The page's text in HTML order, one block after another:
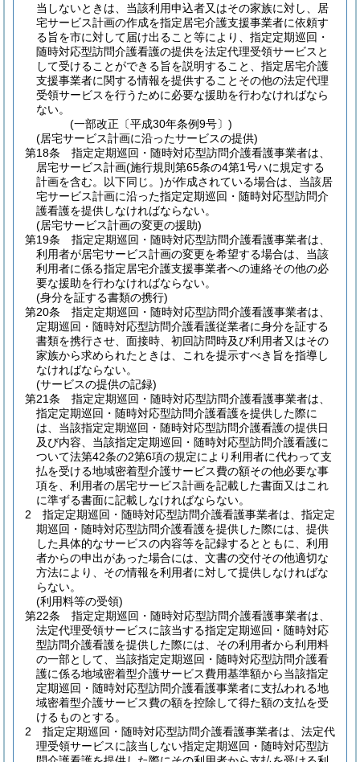
当しないときは、当該利用申込者又はその家族に対し、居
宅サービス計画の作成を指定居宅介護支援事業者に依頼す
る旨を市に対して届け出ること等により、指定定期巡回・
随時対応型訪問介護看護の提供を法定代理受領サービスと
して受けることができる旨を説明すること、指定居宅介護
支援事業者に関する情報を提供することその他の法定代理
受領サービスを行うために必要な援助を行わなければなら
ない。
(一部改正〔平成30年条例9号〕)
(居宅サービス計画に沿ったサービスの提供)
第18条
指定定期巡回・随時対応型訪問介護看護事業者は、
居宅サービス計画(施行規則第65条の4第1号ハに規定する
計画を含む。以下同じ。)が作成されている場合は、当該居
宅サービス計画に沿った指定定期巡回・随時対応型訪問介
護看護を提供しなければならない。
(居宅サービス計画の変更の援助)
第19条
指定定期巡回・随時対応型訪問介護看護事業者は、
利用者が居宅サービス計画の変更を希望する場合は、当該
利用者に係る指定居宅介護支援事業者への連絡その他の必
要な援助を行わなければならない。
(身分を証する書類の携行)
第20条
指定定期巡回・随時対応型訪問介護看護事業者は、
定期巡回・随時対応型訪問介護看護従業者に身分を証する
書類を携行させ、面接時、初回訪問時及び利用者又はその
家族から求められたときは、これを提示すべき旨を指導し
なければならない。
(サービスの提供の記録)
第21条
指定定期巡回・随時対応型訪問介護看護事業者は、
指定定期巡回・随時対応型訪問介護看護を提供した際に
は、当該指定定期巡回・随時対応型訪問介護看護の提供日
及び内容、当該指定定期巡回・随時対応型訪問介護看護に
ついて法第42条の2第6項の規定により利用者に代わって支
払を受ける地域密着型介護サービス費の額その他必要な事
項を、利用者の居宅サービス計画を記載した書面又はこれ
に準ずる書面に記載しなければならない。
2
指定定期巡回・随時対応型訪問介護看護事業者は、指定定
期巡回・随時対応型訪問介護看護を提供した際には、提供
した具体的なサービスの内容等を記録するとともに、利用
者からの申出があった場合には、文書の交付その他適切な
方法により、その情報を利用者に対して提供しなければな
らない。
(利用料等の受領)
第22条
指定定期巡回・随時対応型訪問介護看護事業者は、
法定代理受領サービスに該当する指定定期巡回・随時対応
型訪問介護看護を提供した際には、その利用者から利用料
の一部として、当該指定定期巡回・随時対応型訪問介護看
護に係る地域密着型介護サービス費用基準額から当該指定
定期巡回・随時対応型訪問介護看護事業者に支払われる地
域密着型介護サービス費の額を控除して得た額の支払を受
けるものとする。
2
指定定期巡回・随時対応型訪問介護看護事業者は、法定代
理受領サービスに該当しない指定定期巡回・随時対応型訪